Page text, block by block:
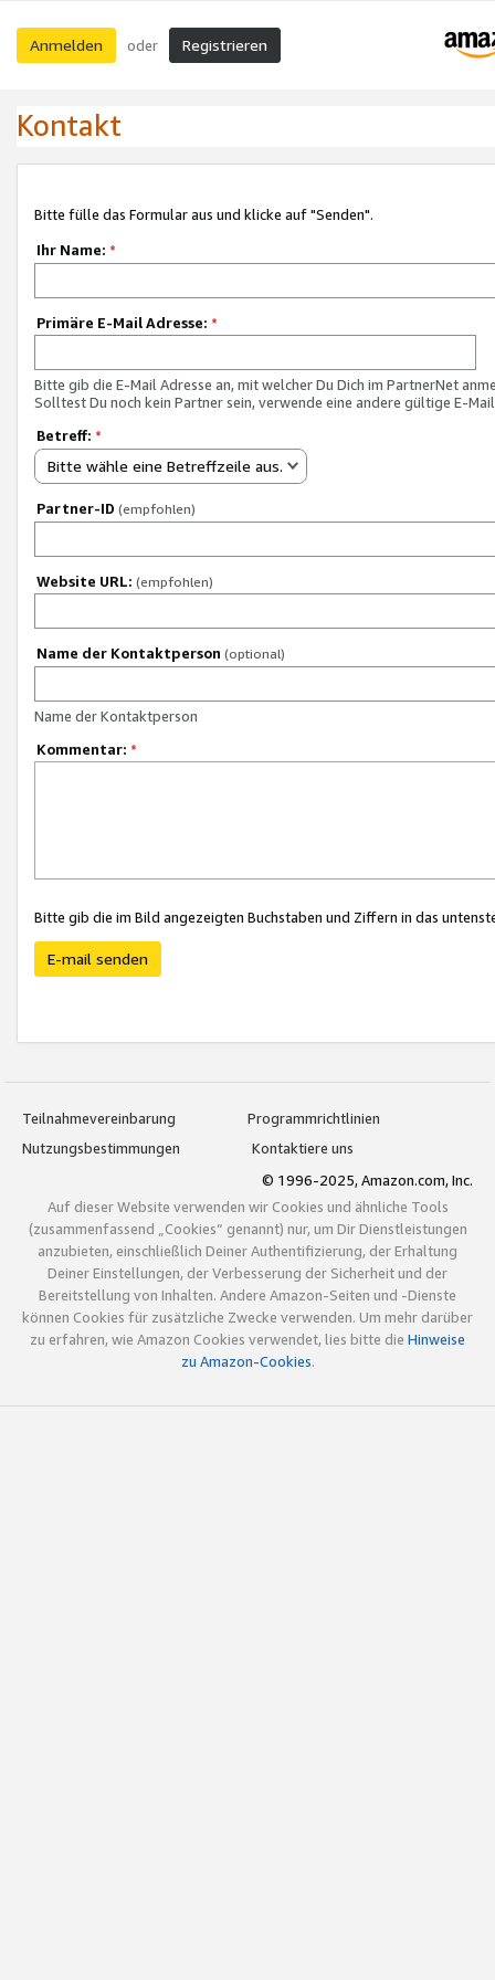
Anmelden oder Registrieren
Kontakt
Bitte fülle das Formular aus und klicke auf "Senden".
Ihr Name: *
Primäre E-Mail Adresse: *
Bitte gib die E-Mail Adresse an, mit welcher Du Dich im PartnerNet
Solltest Du noch kein Partner sein, verwende eine andere gültige E-
Betreff: *
Bitte wähle eine Betreffzeile aus.
Partner-ID (empfohlen)
Website URL: (empfohlen)
Name der Kontaktperson (optional)
Name der Kontaktperson
Kommentar: *
Bitte gib die im Bild angezeigten Buchstaben und Ziffern in das
E-mail senden
Teilnahmevereinbarung
Programmrichtlinien
Nutzungsbestimmungen
Kontaktiere uns
© 1996-2025, Amazon.com, Inc.
Auf dieser Website verwenden wir Cookies und ähnliche Tools
(zusammenfassend „Cookies“ genannt) nur, um Dir Dienstleistungen
anzubieten, einschließlich Deiner Authentifizierung, der Erhaltung
Deiner Einstellungen, der Verbesserung der Sicherheit und der
Bereitstellung von Inhalten. Andere Amazon-Seiten und -Dienste
können Cookies für zusätzliche Zwecke verwenden. Um mehr darüber
zu erfahren, wie Amazon Cookies verwendet, lies bitte die Hinweise
zu Amazon-Cookies.